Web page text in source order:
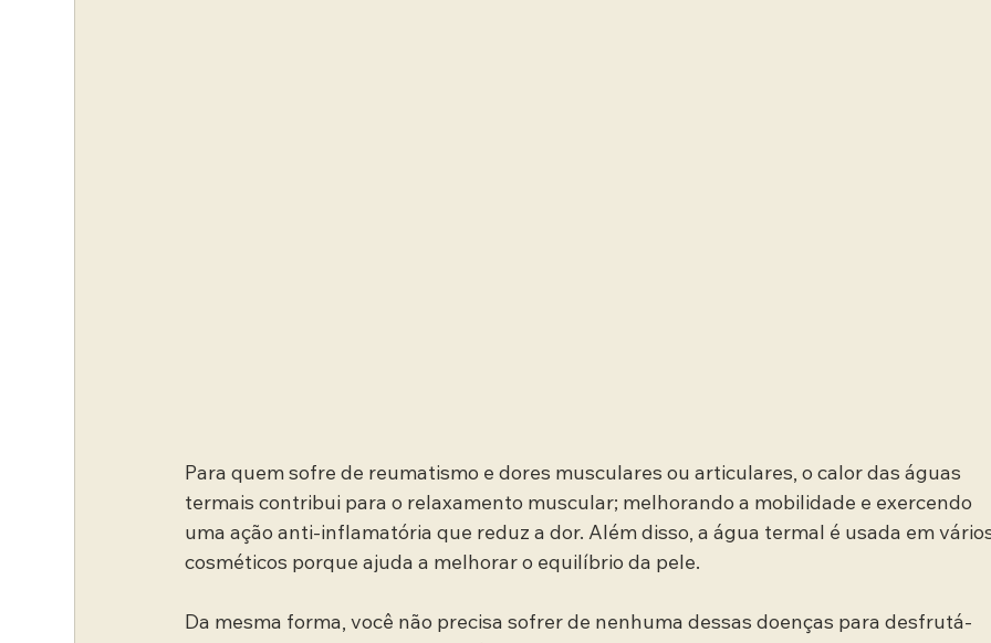
Para quem sofre de reumatismo e dores musculares ou articulares, o calor das águas
termais contribui para o relaxamento muscular; melhorando a mobilidade e exercendo
uma ação anti-inflamatória que reduz a dor. Além disso, a água termal é usada em
cosméticos porque ajuda a melhorar o equilíbrio da pele.
Da mesma forma, você não precisa sofrer de nenhuma dessas doenças para desfrutá-